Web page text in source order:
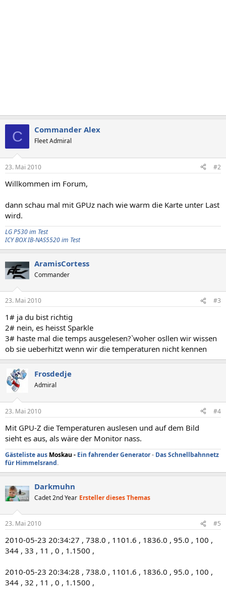
C Commander Alex
Fleet Admiral
23. Mai 2010 #2
Willkommen im Forum,
dann schau mal mit GPUz nach wie warm die Karte unter Last
wird.
LG P530 im Test
ICY BOX IB-NAS5520 im Test
AramisCortess
Commander
23. Mai 2010 #3
1# ja du bist richtig
2# nein, es heisst Sparkle
3# haste mal die temps ausgelesen?`woher osllen wir wissen
ob sie ueberhitzt wenn wir die temperaturen nicht kennen
Frosdedje
Admiral
23. Mai 2010 #4
Mit GPU-Z die Temperaturen auslesen und auf dem Bild
sieht es aus, als wäre der Monitor nass.
Gästeliste aus Moskau - Ein fahrender Generator- Das Schnellbahnnetz
für Himmelsrand.
Darkmuhn
Cadet 2nd Year Ersteller dieses Themas
23. Mai 2010 #5
2010-05-23 20:34:27 , 738.0 , 1101.6 , 1836.0 , 95.0 , 100 ,
344 , 33 , 11 , 0 , 1.1500 ,
2010-05-23 20:34:28 , 738.0 , 1101.6 , 1836.0 , 95.0 , 100 ,
344 , 32 , 11 , 0 , 1.1500 ,